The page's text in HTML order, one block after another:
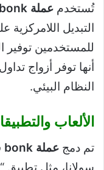
تُستخدم عملة bonk
التبديل
للمستخدمين توفير
أنها توفر أزواج
النظام البيئي.
الألعاب
تم دمج عملة bonk